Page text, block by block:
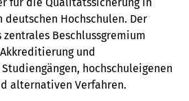
Hochschulen. Der
Beschlussgremium
und
hochschuleigenen
alternativen Verfahren.